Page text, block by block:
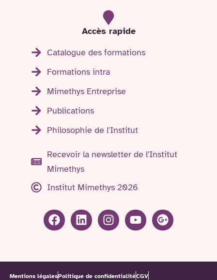
Accès rapide
Catalogue des formations
Formations intra
Mimethys Entreprise
Publications
Philosophie de l'Institut
Recevoir la newsletter de l'Institut
Mimethys
Institut Mimethys 2026
Mentions légalesPolitique de confidentialitéCGV